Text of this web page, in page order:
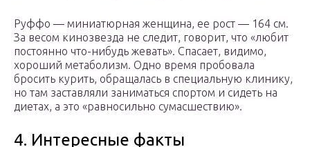
Руффо — миниатюрная женщина, ее рост — 164 см.
За весом кинозвезда не следит, говорит, что «любит
постоянно что-нибудь жевать». Спасает, видимо,
хороший метаболизм. Одно время пробовала
бросить курить, обращалась в специальную клинику,
но там заставляли заниматься спортом и сидеть на
диетах, а это «равносильно сумасшествию».
4. Интересные факты